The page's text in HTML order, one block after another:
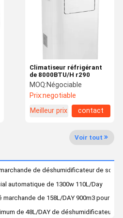
Demandez
Une Citation
d'air
marchande
industriel
par plafond
conducteur
Climatiseur réfrigérant
de 8000BTU/H r290
MOQ:Négociable
Prix:negotiable
Meilleur prix
contact
Voir tout
de déshumidificateur de sous-
automatique de 1300w 110L/Day
de 158L/DAY 900m3 pour le
de 48L/DAY de déshumidificateur